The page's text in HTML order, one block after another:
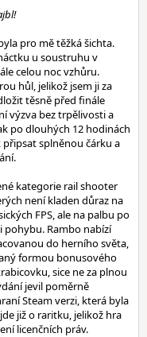
pro mě těžká šichta.
u soustruhu v
celou noc vzhůru.
hůl, jelikož jsem ji za
těsně před finále
výzva bez trpělivosti a
po dlouhých 12 hodinách
splněnou čárku a
kategorie rail shooter
není kladen důraz na
FPS, ale na palbu po
pohybu. Rambo nabízí
do herního světa,
formou bonusového
sice ne za plnou
jevil poměrně
Steam verzi, která byla
již o raritku, jelikož hra
licenčních práv.